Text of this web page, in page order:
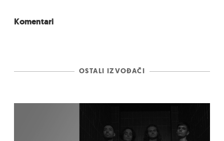
Komentari
OSTALI IZVOĐAČI